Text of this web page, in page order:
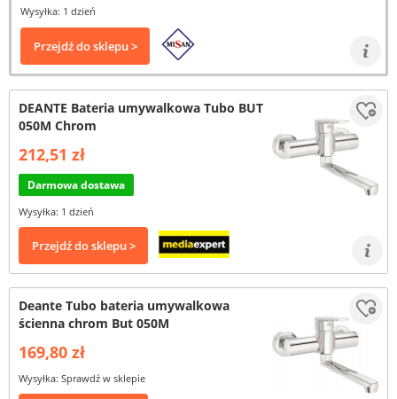
Wysyłka: 1 dzień
Przejdź do sklepu >
DEANTE Bateria umywalkowa Tubo BUT
050M Chrom
212,51 zł
Darmowa dostawa
Wysyłka: 1 dzień
Przejdź do sklepu >
Deante Tubo bateria umywalkowa
ścienna chrom But 050M
169,80 zł
Wysyłka: Sprawdź w sklepie